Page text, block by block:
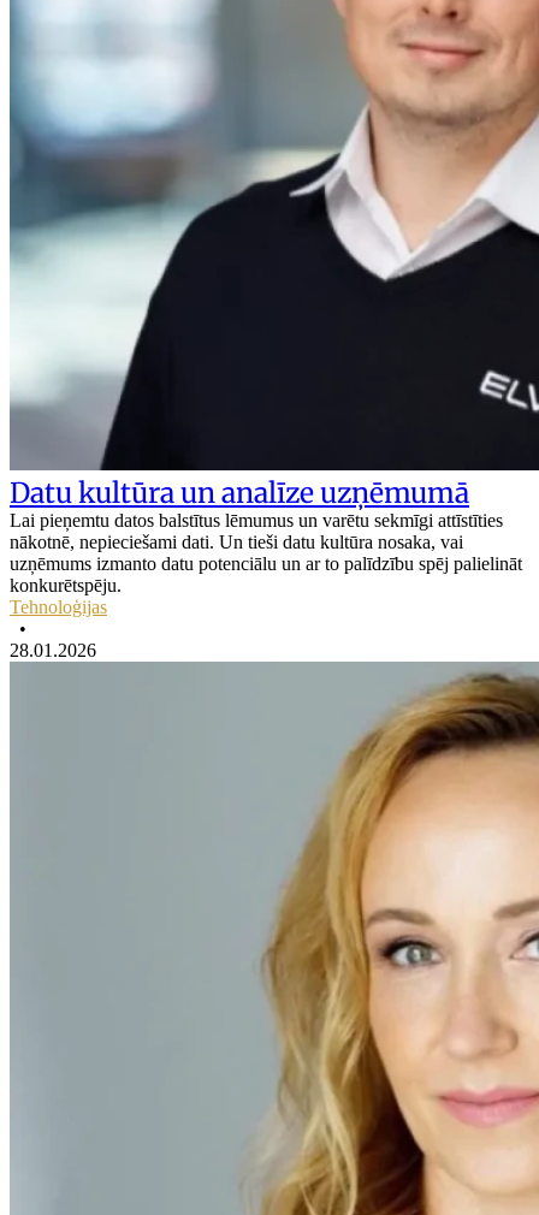
Datu kultūra un analīze uzņēmumā
Lai pieņemtu datos balstītus lēmumus un varētu sekmīgi attīstīties
nākotnē, nepieciešami dati. Un tieši datu kultūra nosaka, vai
uzņēmums izmanto datu potenciālu un ar to palīdzību spēj palielināt
konkurētspēju.
Tehnoloģijas
•
28.01.2026